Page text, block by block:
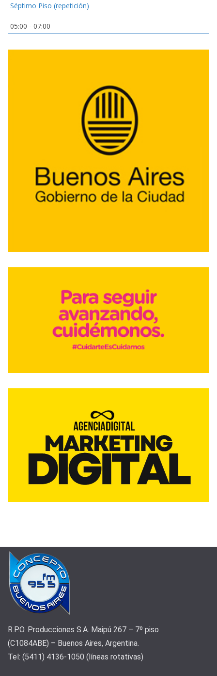
Séptimo Piso (repetición)
05:00 - 07:00
R.P.O. Producciones S.A. Maipú 267 – 7º piso
(C1084ABE) – Buenos Aires, Argentina.
Tel: (5411) 4136-1050 (líneas rotativas)